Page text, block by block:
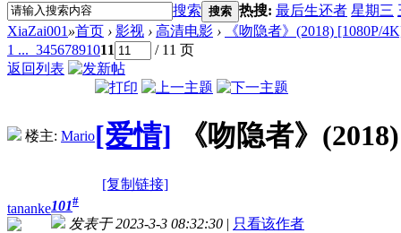
搜索 搜索 热搜: 最后生还者 星期三
XiaZai001 »首页 › 影视 › 高清电影 ›
《吻隐者》(2018) [1080P/
1 ... 34567891011
/ 11 页
返回列表
楼主: Mario[爱情] 《吻隐者》
[复制链接]
tananke101#
发表于 2023-3-3 08:32:30 | 只看该作者